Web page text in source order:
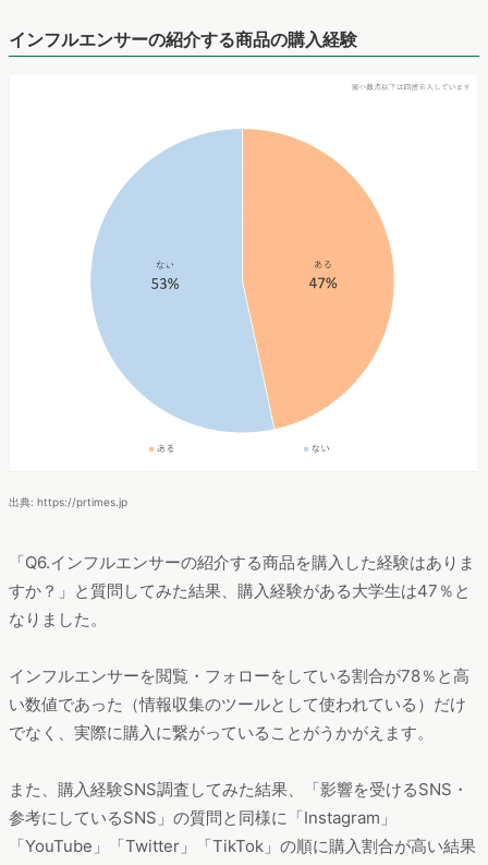
インフルエンサーの紹介する商品の購入経験
出典: https://prtimes.jp
「Q6.インフルエンサーの紹介する商品を購入した経験はありま
すか？」と質問してみた結果、購入経験がある大学生は47％と
なりました。
インフルエンサーを閲覧・フォローをしている割合が78％と高
い数値であった（情報収集のツールとして使われている）だけ
でなく、実際に購入に繋がっていることがうかがえます。
また、購入経験SNS調査してみた結果、「影響を受けるSNS・
参考にしているSNS」の質問と同様に「Instagram」
「YouTube」「Twitter」「TikTok」の順に購入割合が高い結果